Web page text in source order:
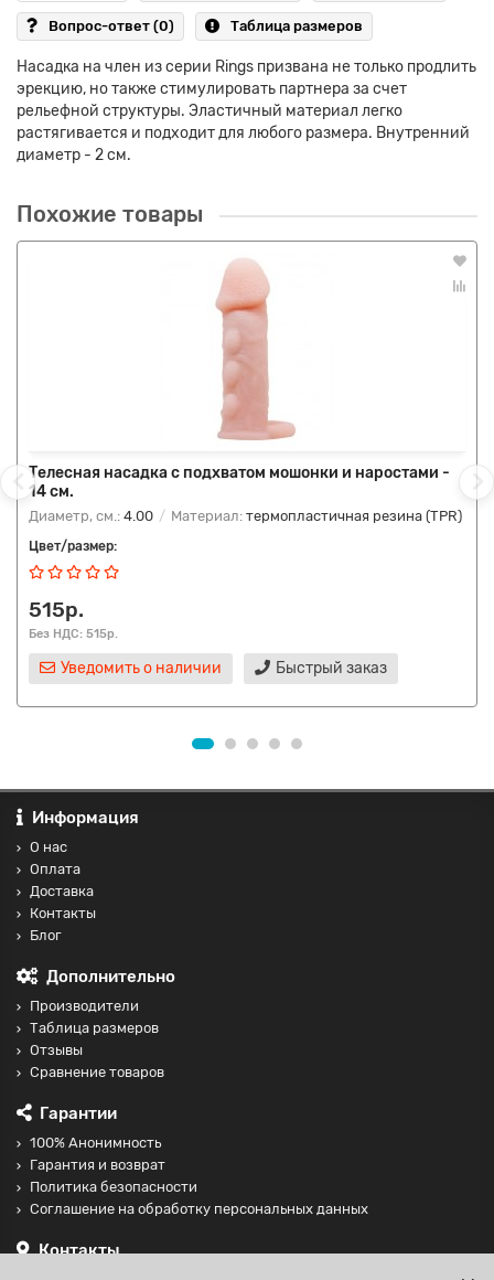
Вопрос-ответ (0) Таблица размеров
Насадка на член из серии Rings призвана не только продлить
эрекцию, но также стимулировать партнера за счет
рельефной структуры. Эластичный материал легко
растягивается и подходит для любого размера. Внутренний
диаметр - 2 см.
Похожие товары
Телесная насадка с подхватом мошонки и наростами -
14 см.
Диаметр, см.: 4.00 Материал: термопластичная резина (TPR)
Цвет/размер:
515р.
Без НДС: 515р.
Уведомить о наличии Быстрый заказ
Информация
О нас
Оплата
Доставка
Контакты
Блог
Дополнительно
Производители
Таблица размеров
Отзывы
Сравнение товаров
Гарантии
100% Анонимность
Гарантия и возврат
Политика безопасности
Соглашение на обработку персональных данных
Контакты